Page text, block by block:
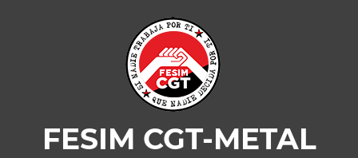
FESIM CGT-METAL